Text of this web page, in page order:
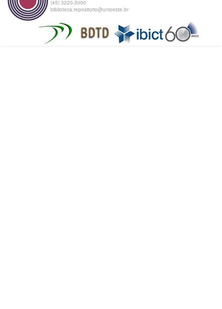
(45) 3220-3000
biblioteca.repositorio@unioeste.br